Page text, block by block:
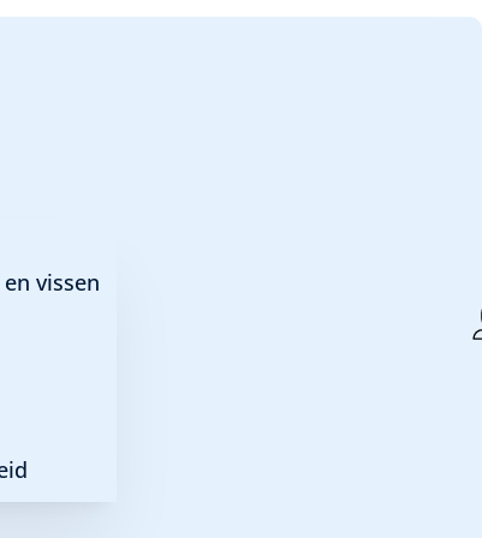
vissen
20 ppi blauw